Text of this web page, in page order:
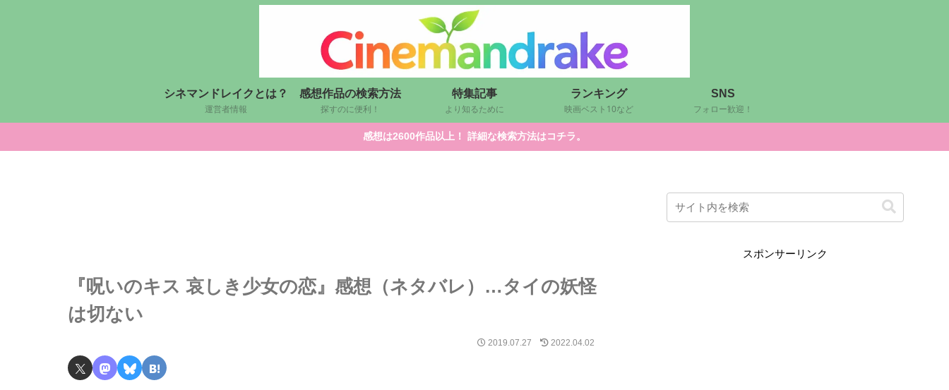
シネマンドレイクとは？
運営者情報
感想作品の検索方法
探すのに便利！
特集記事
より知るために
ランキング
映画ベスト10など
SNS
フォロー歓迎！
感想は2600作品以上！ 詳細な検索方法はコチラ。
『呪いのキス 哀しき少女の恋』感想（ネタバレ）…タイの妖怪
は切ない
2019.07.27 2022.04.02
スポンサーリンク